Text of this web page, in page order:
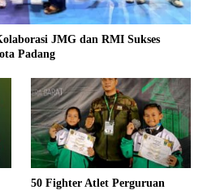
JMG dan RMI Sukses
Padang
50 Fighter Atlet Perguruan